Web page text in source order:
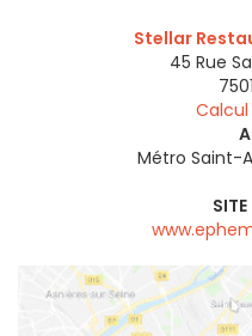
Stellar
45 Rue
Métro Saint-